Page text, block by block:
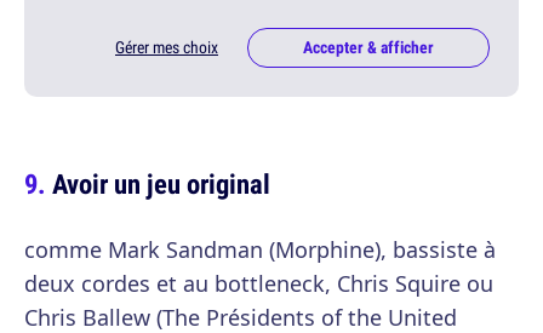
Gérer mes choix Accepter & afficher
Avoir un jeu original
comme Mark Sandman (Morphine), bassiste à
deux cordes et au bottleneck, Chris Squire ou
Chris Ballew (The Présidents of the United